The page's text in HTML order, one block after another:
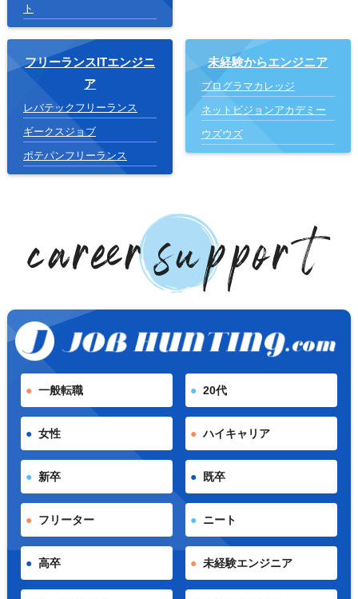
ト
フリーランスITエンジニ
ア
レバテックフリーランス
ギークスジョブ
ポテパンフリーランス
未経験からエンジニア
プログラマカレッジ
ネットビジョンアカデミー
ウズウズ
一般転職 20代
女性 ハイキャリア
新卒 既卒
フリーター ニート
高卒 未経験エンジニア